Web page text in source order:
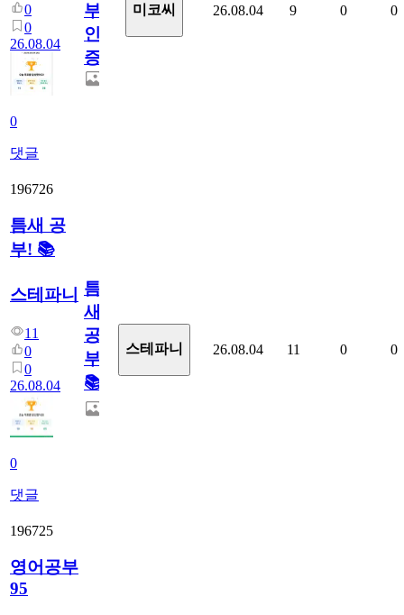
0
0
26.08.04
0
댓글
부
인
증
미코씨 26.08.04 9 0 0
196726
틈새 공
부! 📚
스테파니
11
0
0
26.08.04
0
댓글
틈
새
공
부!
📚
스테파니 26.08.04 11 0 0
196725
영어공부
95